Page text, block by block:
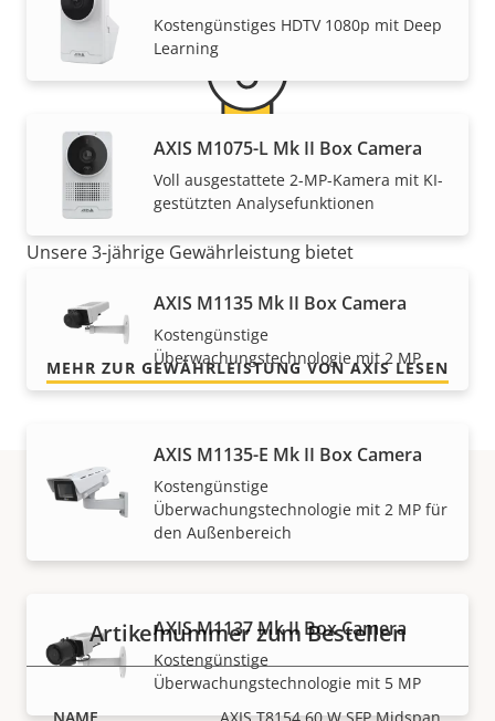
Kostengünstiges HDTV 1080p mit Deep
Learning
AXIS M1075-L Mk II Box Camera
Voll ausgestattete 2-MP-Kamera mit KI-
gestützten Analysefunktionen
AXIS M1135 Mk II Box Camera
Kostengünstige
Überwachungstechnologie mit 2 MP
AXIS M1135-E Mk II Box Camera
Kostengünstige
Überwachungstechnologie mit 2 MP für
den Außenbereich
AXIS M1137 Mk II Box Camera
Kostengünstige
Überwachungstechnologie mit 5 MP
Für ein sicheres Gefühl
Unsere 3-jährige Gewährleistung bietet
Kosten.
MEHR ZUR GEWÄHRLEISTUNG VON AXIS LESEN
Artikelnummern
Artikelnummer zum Bestellen
AXIS T8154 60 W SFP Midspan